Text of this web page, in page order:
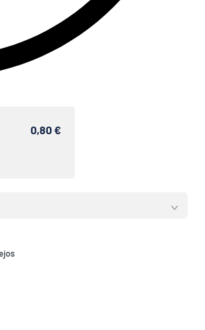
0,80 €